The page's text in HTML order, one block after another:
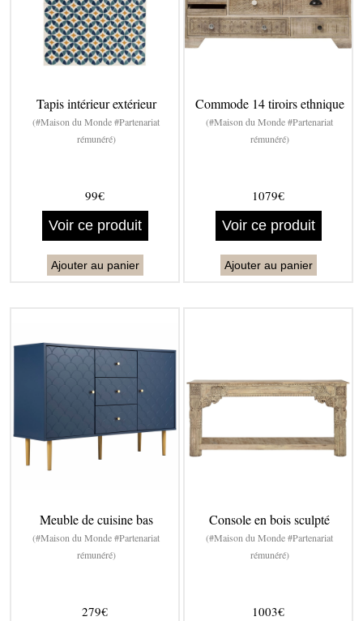
Tapis intérieur extérieur
(#Maison du Monde #Partenariat
rémunéré)
99€
Voir ce produit
Ajouter au panier
Commode 14 tiroirs ethnique
(#Maison du Monde #Partenariat
rémunéré)
1079€
Voir ce produit
Ajouter au panier
Meuble de cuisine bas
(#Maison du Monde #Partenariat
rémunéré)
279€
Console en bois sculpté
(#Maison du Monde #Partenariat
rémunéré)
1003€